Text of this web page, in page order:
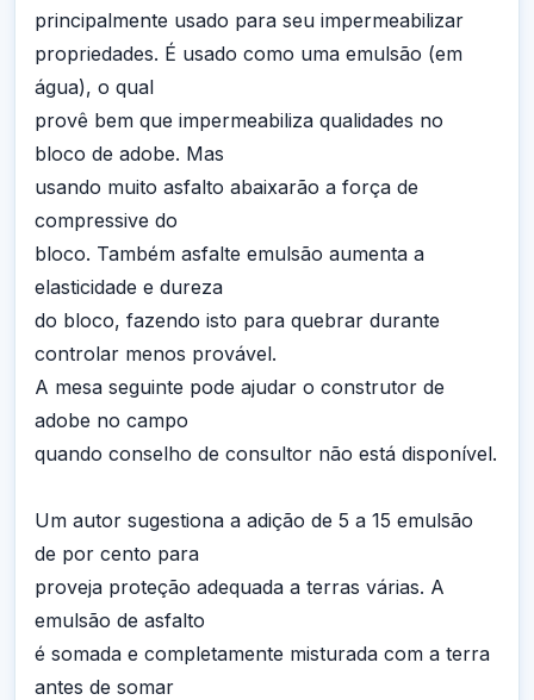
principalmente usado para seu impermeabilizar
propriedades. É usado como uma emulsão (em
água), o qual
provê bem que impermeabiliza qualidades no
bloco de adobe. Mas
usando muito asfalto abaixarão a força de
compressive do
bloco. Também asfalte emulsão aumenta a
elasticidade e dureza
do bloco, fazendo isto para quebrar durante
controlar menos provável.
A mesa seguinte pode ajudar o construtor de
adobe no campo
quando conselho de consultor não está disponível.
Um autor sugestiona a adição de 5 a 15 emulsão
de por cento para
proveja proteção adequada a terras várias. A
emulsão de asfalto
é somada e completamente misturada com a terra
antes de somar